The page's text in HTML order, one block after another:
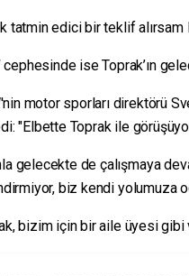
tatmin edici bir teklif alırsam
cephesinde ise Toprak’ın
motor sporları direktörü
"Elbette Toprak ile
gelecekte de çalışmaya
biz kendi yolumuza
bizim için bir aile üyesi